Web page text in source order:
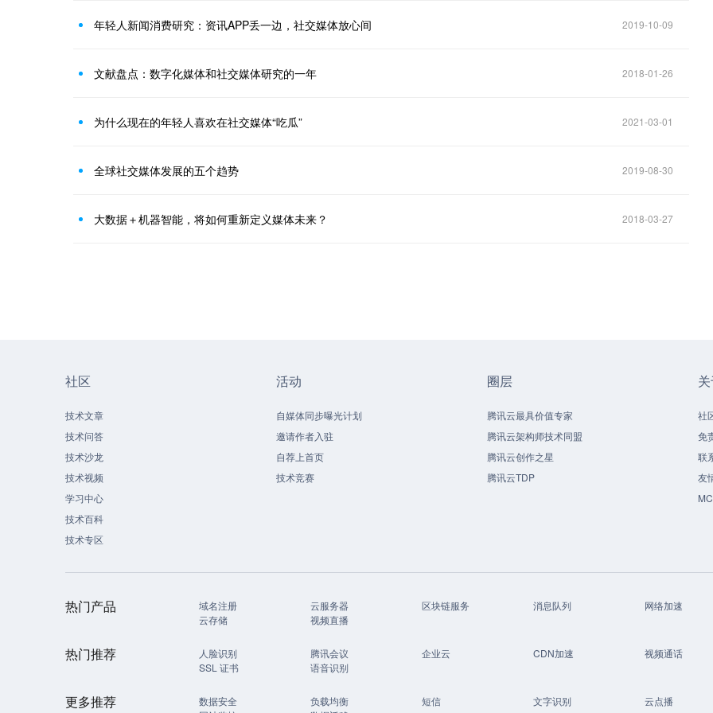
年轻人新闻消费研究：资讯APP丢一边，社交媒体放心间 2019-10-09
文献盘点：数字化媒体和社交媒体研究的一年 2018-01-26
为什么现在的年轻人喜欢在社交媒体“吃瓜” 2021-03-01
全球社交媒体发展的五个趋势 2019-08-30
大数据＋机器智能，将如何重新定义媒体未来？ 2018-03-27
社区
技术文章
技术问答
技术沙龙
技术视频
学习中心
技术百科
技术专区
活动
自媒体同步曝光计划
邀请作者入驻
自荐上首页
技术竞赛
圈层
腾讯云最具价值专家
腾讯云架构师技术同盟
腾讯云创作之星
腾讯云TDP
社
免
联
友
热门产品 域名注册 云服务器 区块链服务 消息队列
网络加速
云存储
视频直播
热门推荐 人脸识别 腾讯会议 企业云 CDN加速
视频通话
SSL 证书
语音识别
更多推荐 数据安全 负载均衡 短信 文字识别
云点播